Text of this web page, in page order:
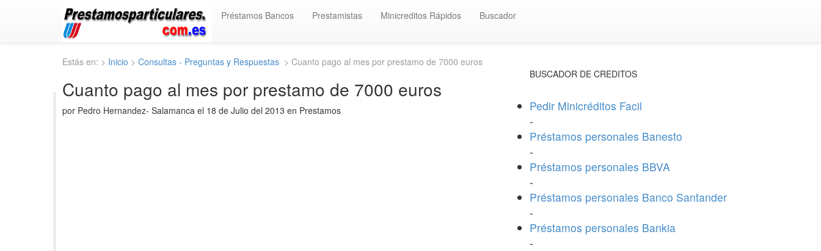
Préstamos Bancos Prestamistas Minicreditos Rápidos Buscador
Estás en: > Inicio > Consultas - Preguntas y Respuestas > Cuanto pago al mes por prestamo de 7000 euros
Cuanto pago al mes por prestamo de 7000 euros
por Pedro Hernandez- Salamanca el 18 de Julio del 2013 en Prestamos
BUSCADOR DE CREDITOS
Pedir Minicréditos Facil
-
Préstamos personales Banesto
-
Préstamos personales BBVA
-
Préstamos personales Banco Santander
-
Préstamos personales Bankia
-